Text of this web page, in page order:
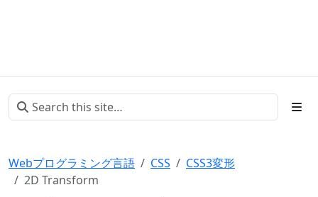
Webプログラミング言語 CSS
CSS3変形
2D Transform